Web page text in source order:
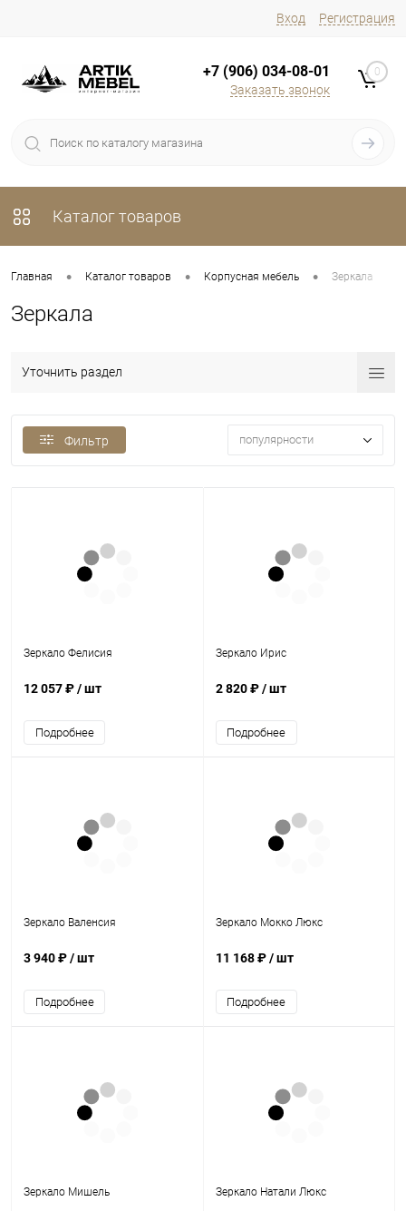
Вход Регистрация
+7 (906) 034-08-01
Заказать звонок
0
Каталог товаров
Главная • Каталог товаров • Корпусная мебель • Зеркала
Зеркала
Уточнить раздел
Фильтр популярности
Зеркало Фелисия
12 057 ₽/ шт
Подробнее
Зеркало Ирис
2 820 ₽/ шт
Подробнее
Зеркало Валенсия
3 940 ₽/ шт
Подробнее
Зеркало Мокко Люкс
11 168 ₽/ шт
Подробнее
Зеркало Мишель Зеркало Натали Люкс